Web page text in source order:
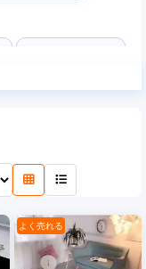
ゴヤールカーペット
よく売れる